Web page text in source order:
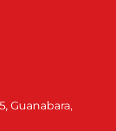
Guanabara,